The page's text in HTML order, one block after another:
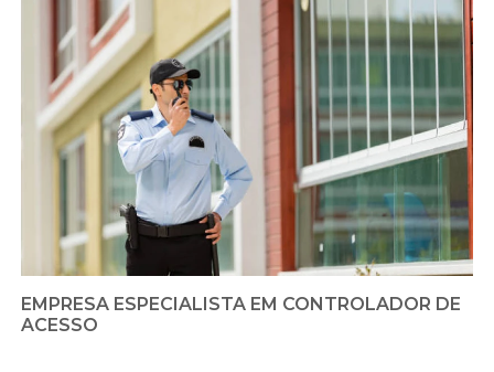
EMPRESA ESPECIALISTA EM CONTROLADOR DE
ACESSO